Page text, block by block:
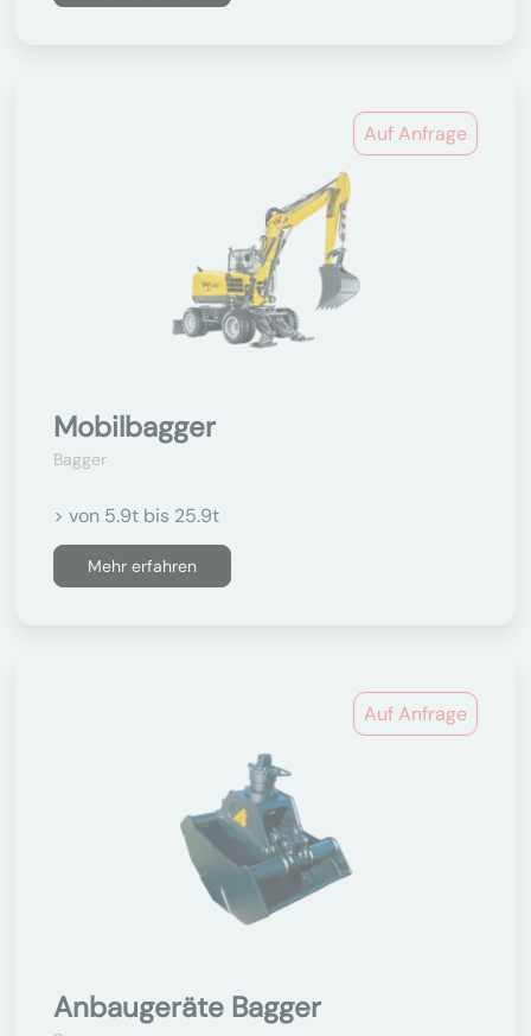
Auf Anfrage
Mobilbagger
Bagger
> von 5.9t bis 25.9t
Mehr erfahren
Auf Anfrage
Anbaugeräte Bagger